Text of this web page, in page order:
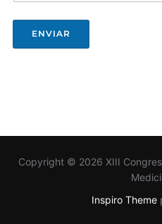
ENVIAR
Copyright © 2026 XIII
Inspiro Theme